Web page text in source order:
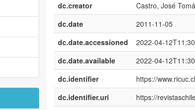
dc.creator
Castro, José
dc.date
2011-11-05
dc.date.accessioned
2022-04-
dc.date.available
2022-04-
dc.identifier
https://
dc.identifier.uri
https://